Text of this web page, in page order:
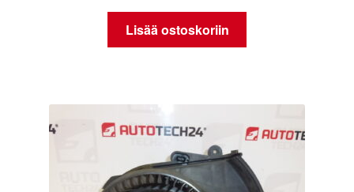
Lisää ostoskoriin